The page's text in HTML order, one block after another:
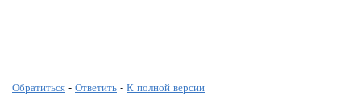
Обратиться - Ответить - К полной версии